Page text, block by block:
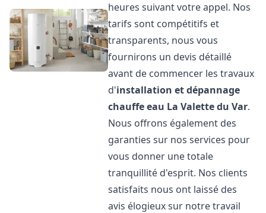
heures suivant votre appel. Nos
tarifs sont compétitifs et
transparents, nous vous
fournirons un devis détaillé
avant de commencer les travaux
d'installation et dépannage
chauffe eau La Valette du Var.
Nous offrons également des
garanties sur nos services pour
vous donner une totale
tranquillité d'esprit. Nos clients
satisfaits nous ont laissé des
avis élogieux sur notre travail